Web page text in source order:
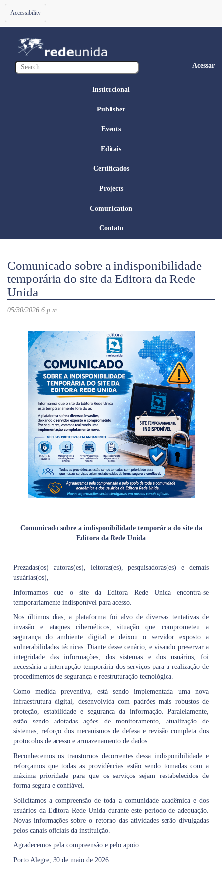
Toggle
navigation
Accessibility
Acessar
Institucional
Publisher
Events
Editais
Certificados
Projects
Comunication
Contato
Comunicado sobre a indisponibilidade
temporária do site da Editora da Rede
Unida
05/30/2026 6 p.m.
Comunicado sobre a indisponibilidade temporária do site da
Editora da Rede Unida
Prezadas(os) autoras(es), leitoras(es), pesquisadoras(es) e demais
usuárias(os),
Informamos que o site da Editora Rede Unida encontra-se
temporariamente indisponível para acesso.
Nos últimos dias, a plataforma foi alvo de diversas tentativas de
invasão e ataques cibernéticos, situação que comprometeu a
segurança do ambiente digital e deixou o servidor exposto a
vulnerabilidades técnicas. Diante desse cenário, e visando preservar a
integridade das informações, dos sistemas e dos usuários, foi
necessária a interrupção temporária dos serviços para a realização de
procedimentos de segurança e reestruturação tecnológica.
Como medida preventiva, está sendo implementada uma nova
infraestrutura digital, desenvolvida com padrões mais robustos de
proteção, estabilidade e segurança da informação. Paralelamente,
estão sendo adotadas ações de monitoramento, atualização de
sistemas, reforço dos mecanismos de defesa e revisão completa dos
protocolos de acesso e armazenamento de dados.
Reconhecemos os transtornos decorrentes dessa indisponibilidade e
reforçamos que todas as providências estão sendo tomadas com a
máxima prioridade para que os serviços sejam restabelecidos de
forma segura e confiável.
Solicitamos a compreensão de toda a comunidade acadêmica e dos
usuários da Editora Rede Unida durante este período de adequação.
Novas informações sobre o retorno das atividades serão divulgadas
pelos canais oficiais da instituição.
Agradecemos pela compreensão e pelo apoio.
Porto Alegre, 30 de maio de 2026.